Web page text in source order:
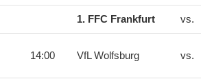
1. FFC Frankfurt vs.
14:00 VfL Wolfsburg vs.